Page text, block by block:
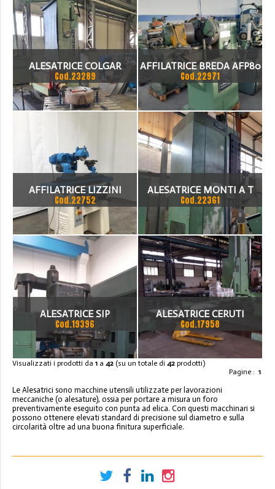
ATTACCHI ISO 40 TAVOLA
GIREVOLE CONTROLLATA
ASSE X = 3.500
ALESATRICE COLGAR
Cod.23289
AFFILATRICE BREDA AFP80
ANNO '89
Cod.22971
AFFILATRICE LIZZINI
Cod.22752
ALESATRICE MONTI A T
MODELLO AT 127 CNC
SELCA 1200
Cod.22361
ALESATRICE SIP
GENEVOISE HYDROPTIC 6
Cod.19396
ALESATRICE CERUTI
CERMATIC 100L CON
TAVOLA CERUTI CG 160
Cod.17958
Visualizzati i prodotti da 1 a 42 (su un totale di 42 prodotti)
Pagine : 1
Le Alesatrici sono macchine utensili utilizzate per lavorazioni
meccaniche (o alesature), ossia per portare a misura un foro
preventivamente eseguito con punta ad elica. Con questi macchinari si
possono ottenere elevati standard di precisione sul diametro e sulla
circolarità oltre ad una buona finitura superficiale.